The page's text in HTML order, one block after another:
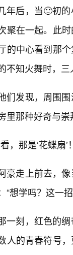
年后，当🙂初
聚在一起。此
的中心看到那
不知火舞时，三
们发现，周围
里那种好奇与崇
看，那是‘花蝶扇
豪走上前去，
“想学吗？这一
一刻，红色的
人的青春符号